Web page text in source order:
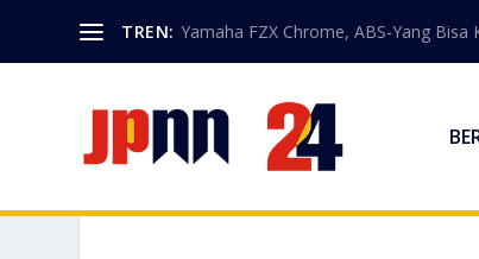
TREN: Yamaha FZX Chrome, ABS-Yang Bisa